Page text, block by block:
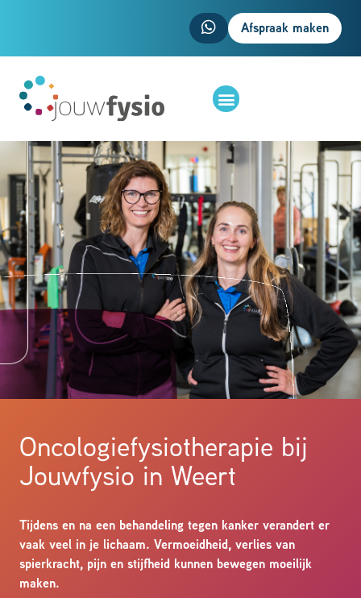
Afspraak maken
Oncologiefysiotherapie bij
Jouwfysio in Weert
Tijdens en na een behandeling tegen kanker verandert er
vaak veel in je lichaam. Vermoeidheid, verlies van
spierkracht, pijn en stijfheid kunnen bewegen moeilijk
maken.